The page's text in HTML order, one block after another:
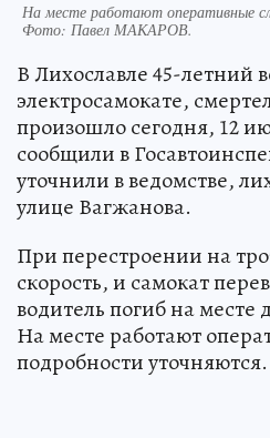
На месте работают оперативные
Фото: Павел МАКАРОВ.
В Лихославле 45-летний
электросамокате,
произошло сегодня, 12
сообщили в
уточнили в ведомстве,
улице Вагжанова.
При перестроении на
скорость, и самокат
водитель погиб на месте
На месте работают
подробности уточняются.